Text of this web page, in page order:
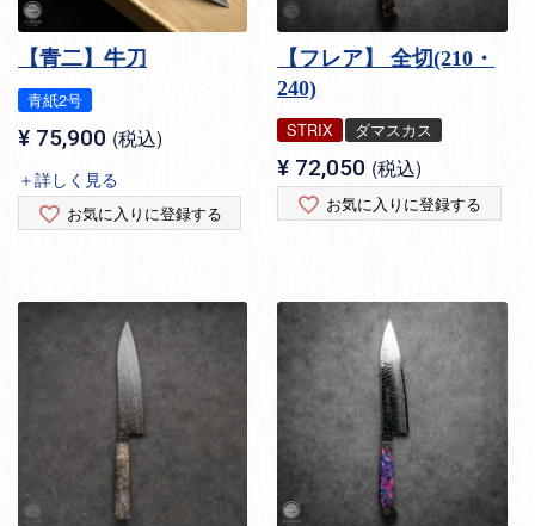
【青二】牛刀
青紙2号
¥ 75,900 税込
＋詳しく見る
お気に入りに登録する
【フレア】 全切(210・
240)
STRIX ダマスカス
¥ 72,050 税込
お気に入りに登録する